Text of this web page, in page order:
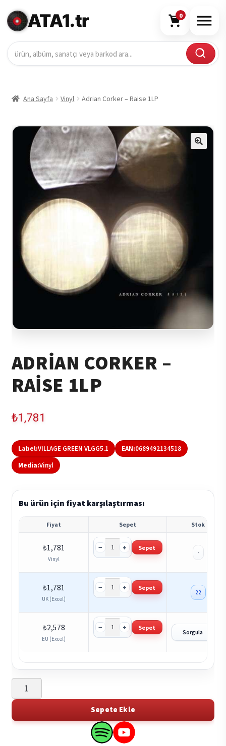
ATA1.tr 0
Ana Sayfa Vinyl Adrian Corker – Raise 1LP
ADRIAN CORKER –
RAISE 1LP
₺1,781
Label:VILLAGE GREEN VLGG5.1 EAN:0689492134518
Media:Vinyl
Bu ürün için fiyat karşılaştırması
Fiyat Sepet Stok
₺1,781
Vinyl
− + Sepet
-
₺1,781
UK (Excel)
− + Sepet
22
₺2,578
EU (Excel)
− + Sepet
Sorgula
Adrian
Corker
Raise
Sepete Ekle
SearchSearch